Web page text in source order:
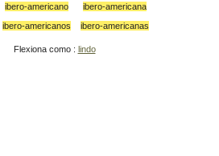
ibero-americano
ibero-americana
ibero-americanos ibero-americanas
Flexiona como : lindo